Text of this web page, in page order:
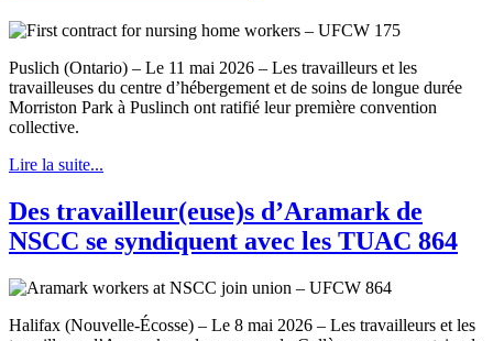
Puslich (Ontario) – Le 11 mai 2026 – Les travailleurs et les
travailleuses du centre d’hébergement et de soins de longue durée
Morriston Park à Puslinch ont ratifié leur première convention
collective.
Lire la suite...
Des travailleur(euse)s d’Aramark de
NSCC se syndiquent avec les TUAC 864
Halifax (Nouvelle-Écosse) – Le 8 mai 2026 – Les travailleurs et les